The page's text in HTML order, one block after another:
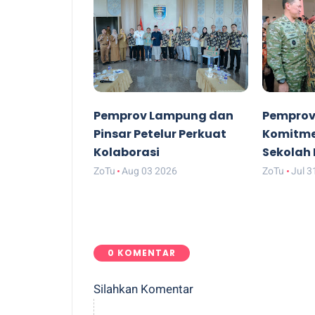
Pemprov Lampung dan
Pinsar Petelur Perkuat
Kolaborasi
ZoTu Aug 03 2026 ZoTu Jul
0 KOMENTAR
Silahkan Komentar